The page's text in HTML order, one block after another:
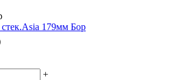
179мм Бор
+